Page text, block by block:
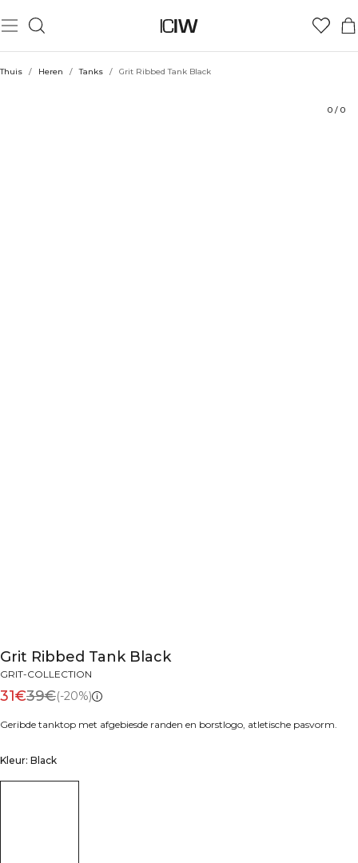
Thuis / Heren / Tanks / Grit Ribbed Tank Black
0 / 0
Grit Ribbed Tank Black
GRIT-COLLECTION
31€39€(-20%)
Geribde tanktop met afgebiesde randen en borstlogo, atletische pasvorm.
Kleur: Black